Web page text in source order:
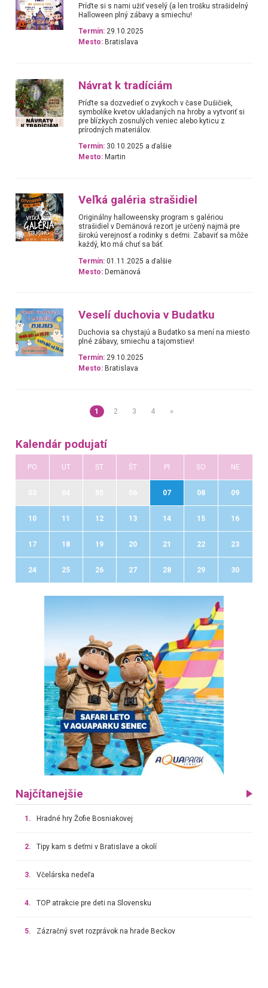
Príďte si s nami užiť veselý (a len trošku strašidelný
Halloween plný zábavy a smiechu!
Termín: 29.10.2025
Mesto: Bratislava
Návrat k tradíciám
Príďte sa dozvedieť o zvykoch v čase Dušičiek,
symbolike kvetov ukladaných na hroby a vytvoriť si
pre blízkych zosnulých veniec alebo kyticu z
prírodných materiálov.
Termín: 30.10.2025 a ďalšie
Mesto: Martin
Veľká galéria strašidiel
Originálny halloweensky program s galériou
strašidiel v Demänová rezort je určený najmä pre
širokú verejnosť a rodinky s deťmi. Zabaviť sa môže
každý, kto má chuť sa báť.
Termín: 01.11.2025 a ďalšie
Mesto: Demänová
Veselí duchovia v Budatku
Duchovia sa chystajú a Budatko sa mení na miesto
plné zábavy, smiechu a tajomstiev!
Termín: 29.10.2025
Mesto: Bratislava
1 2 3 4 »
Kalendár podujatí
PO UT ST ŠT PI SO NE
07 08 09
10 11 12 13 14 15 16
17 18 19 20 21 22 23
24 25 26 27 28 29 30
Najčítanejšie
1. Hradné hry Žofie Bosniakovej
2. Tipy kam s deťmi v Bratislave a okolí
3. Včelárska nedeľa
4. TOP atrakcie pre deti na Slovensku
5. Zázračný svet rozprávok na hrade Beckov